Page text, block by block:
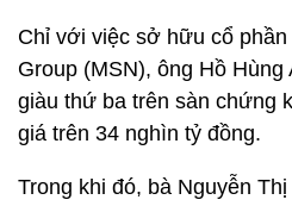
Chỉ với việc sở hữu cổ
Group (MSN), ông Hồ
giàu thứ ba trên sàn chứng
giá trên 34 nghìn tỷ đồng.
Trong khi đó, bà Nguyễn